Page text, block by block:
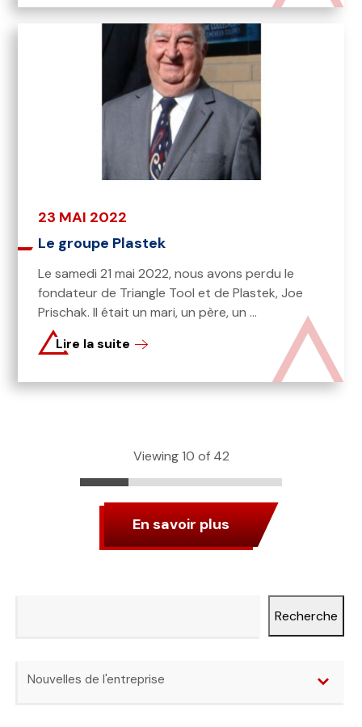
23 MAI 2022
Le groupe Plastek
Le samedi 21 mai 2022, nous avons perdu le
fondateur de Triangle Tool et de Plastek, Joe
Prischak. Il était un mari, un père, un ...
Lire la suite
Viewing 10 of 42
En savoir plus
Recherche
Nouvelles de l'entreprise